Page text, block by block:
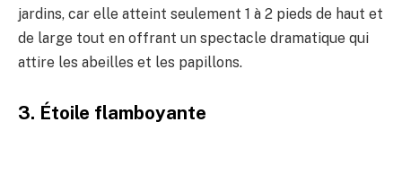
jardins, car elle atteint seulement 1 à 2 pieds de haut et
de large tout en offrant un spectacle dramatique qui
attire les abeilles et les papillons.
3. Étoile flamboyante